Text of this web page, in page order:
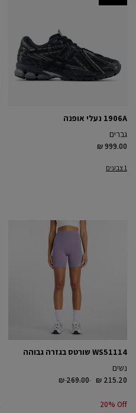
1906A נעלי אופנה
גברים
₪ 999.00
1 צבעים
WS51114 שורטס בגזרה גבוהה
נשים
Price reduced from
₪ 269.00 to₪ 215.20
20% Off